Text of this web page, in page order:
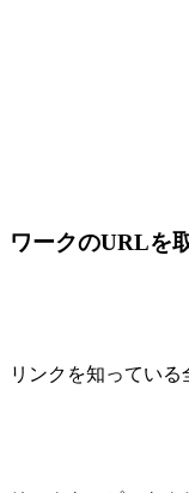
ワークのURLを
リンクを知っている